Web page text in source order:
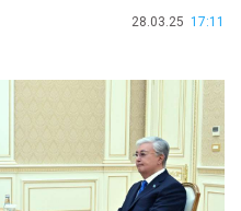
28.03.25 17:11